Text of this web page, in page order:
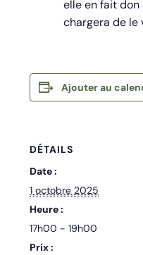
elle en fait don
chargera de le
Ajouter au
DÉTAILS
Date :
1 octobre 2025
Heure :
17h00 - 19h00
Prix :